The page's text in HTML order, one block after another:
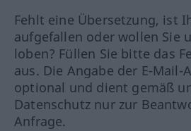
Fehlt eine Übersetzung, ist
aufgefallen oder wollen Sie
loben? Füllen Sie bitte das
aus. Die Angabe der E-Mail-
optional und dient gemäß
Datenschutz nur zur
Anfrage.